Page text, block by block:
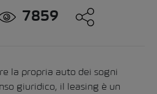
7859
la propria auto dei sogni
giuridico, il leasing è un